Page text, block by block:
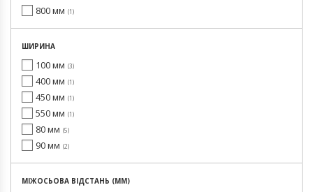
800 мм 1
ШИРИНА
100 мм 3
400 мм 1
450 мм 1
550 мм 1
80 мм 5
90 мм 2
МІЖОСЬОВА ВІДСТАНЬ (ММ)